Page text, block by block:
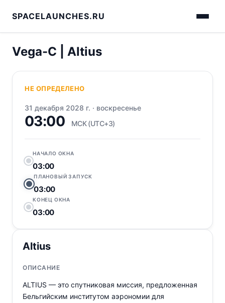
SPACELAUNCHES.RU
Vega-C | Altius
НЕ ОПРЕДЕЛЕНО
31 декабря 2028 г. · воскресенье
03:00 МСК (UTC+3)
НАЧАЛО ОКНА
03:00
ПЛАНОВЫЙ ЗАПУСК
03:00
КОНЕЦ ОКНА
03:00
Altius
ОПИСАНИЕ
ALTIUS — это спутниковая миссия, предложенная
Бельгийским институтом аэрономии для